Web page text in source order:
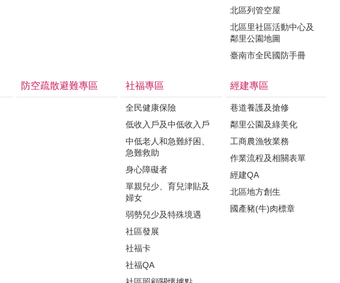
北區列管空屋
北區里社區活動中心及
鄰里公園地圖
臺南市全民國防手冊
防空疏散避難專區 社福專區
全民健康保險
低收入戶及中低收入戶
中低老人和急難紓困、
急難救助
身心障礙者
單親兒少、育兒津貼及
婦女
弱勢兒少及特殊境遇
社區發展
社福卡
社福QA
經建專區
巷道養護及搶修
鄰里公園及綠美化
工商農漁牧業務
作業流程及相關表單
經建QA
北區地方創生
國產豬(牛)肉標章